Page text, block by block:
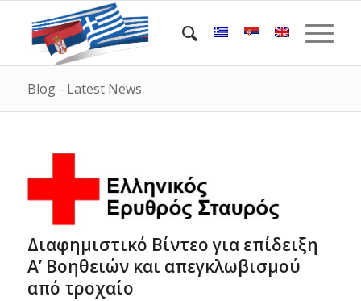
Blog - Latest News
Διαφημιστικό Βίντεο για επίδειξη
Α’ Βοηθειών και απεγκλωβισμού
από τροχαίο